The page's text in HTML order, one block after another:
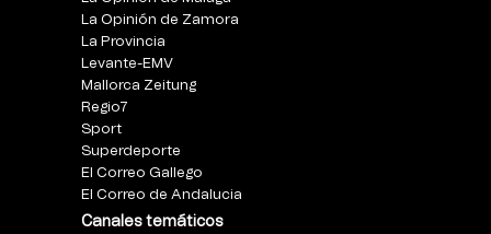
La Opinión de Zamora
La Provincia
Levante-EMV
Mallorca Zeitung
Regio7
Sport
Superdeporte
El Correo Gallego
El Correo de Andalucia
Canales temáticos